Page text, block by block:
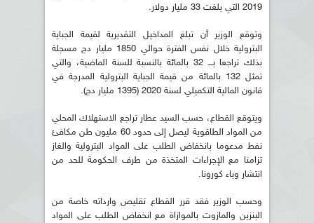
2019 التي بلغت 33 مليار دولار.
وتوقع الوزير أن تبلغ المداخيل التقديرية لقيمة الجباية
البترولية خلال نفس الفترة حوالي 1850 مليار دج مسجلة
بذلك تراجعا بـــ 32 بالمائة بالنسبة للسنة الماضية، والتي
تمثل 132 بالمائة من قيمة الجباية البترولية المدرجة في
قانون المالية التكميلي لسنة 2020 (1395 مليار دج).
ويتوقع القطاع، حسب السيد عطار تراجع الاستهلاك المحلي
من المواد الطاقوية ليصل إلى حدود 60 مليون طن مكافئ
نفط مدعوما بانخفاض الطلب على المواد البترولية والغاز
تزامنا مع الإجراءات المتخذة من طرف الحكومة للحد من
انتشار وباء كورونا.
وحسب الوزير فقد قرر القطاع تقليص وارداته خاصة من
البنزين والمازوت بالموازاة مع انخفاض الطلب على المواد